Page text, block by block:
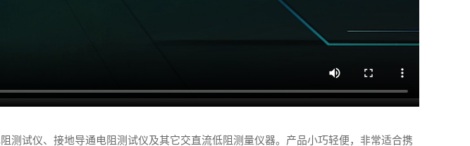
测试仪、接地导通电阻测试仪及其它交直流低阻测量仪器。产品小巧轻便，非常适合携